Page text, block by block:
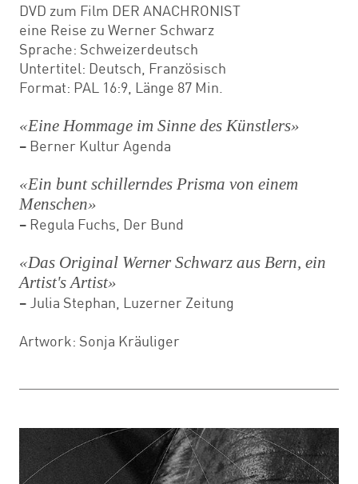
DVD zum Film DER ANACHRONIST
eine Reise zu Werner Schwarz
Sprache: Schweizerdeutsch
Untertitel: Deutsch, Französisch
Format: PAL 16:9, Länge 87 Min.
«Eine Hommage im Sinne des Künstlers»
– Berner Kultur Agenda
«Ein bunt schillerndes Prisma von einem
Menschen»
– Regula Fuchs, Der Bund
«Das Original Werner Schwarz aus Bern, ein
Artist's Artist»
– Julia Stephan, Luzerner Zeitung
Artwork: Sonja Kräuliger